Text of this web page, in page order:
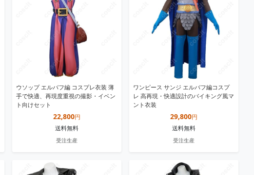
ウソップ エルバフ編 コスプレ衣装 薄
手で快適、再現度重視の撮影・イベン
ト向けセット
22,800円
送料無料
受注生産
ワンピース サンジ エルバフ編コスプ
レ 高再現・快適設計のバイキング風マ
ント衣装
29,800円
送料無料
受注生産